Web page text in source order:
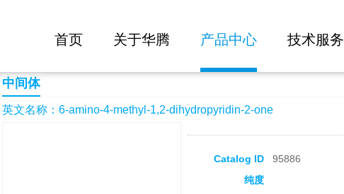
首页 关于华腾 产品中心 技术服务
6-amino-4-methyl-1,2-dihydropyridin-2-one
中间体
英文名称：6-amino-4-methyl-1,2-dihydropyridin-2-one
Catalog ID 95886
纯度